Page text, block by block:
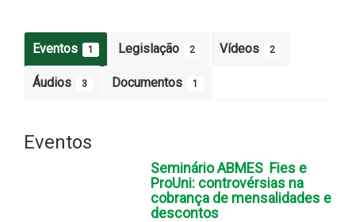
Eventos 1 Legislação 2 Vídeos 2
Áudios 3 Documentos 1
Eventos
Seminário ABMES  Fies e
ProUni: controvérsias na
cobrança de mensalidades e
descontos